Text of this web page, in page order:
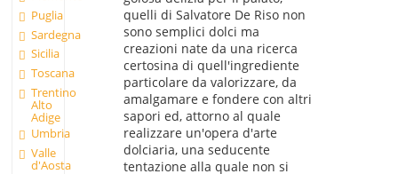
Puglia
Sardegna
Sicilia
Toscana
Trentino
Alto
Adige
Umbria
Valle
d'Aosta
quelli di Salvatore De Riso non
sono semplici dolci ma
creazioni nate da una ricerca
certosina di quell'ingrediente
particolare da valorizzare, da
amalgamare e fondere con altri
sapori ed, attorno al quale
realizzare un'opera d'arte
dolciaria, una seducente
tentazione alla quale non si